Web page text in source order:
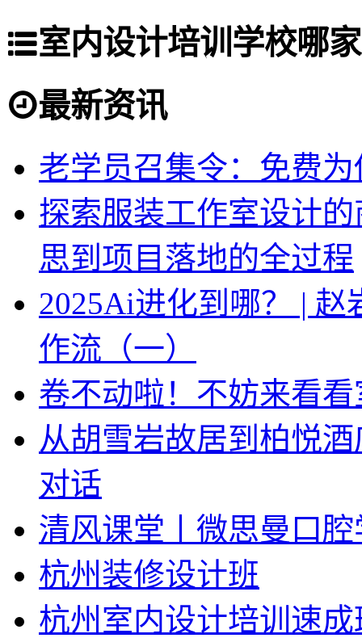
室内设计培训学校哪
最新资讯
老学员召集令：免费
探索服装工作室设计
思到项目落地的全过程
2025Ai进化到哪？ |
作流（一）
卷不动啦！不妨来看
从胡雪岩故居到柏悦
对话
清风课堂丨微思曼口
杭州装修设计班
杭州室内设计培训速成